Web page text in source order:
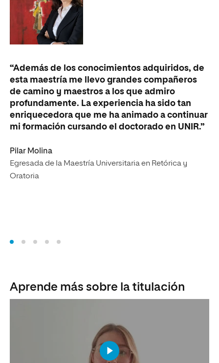
“Además de los conocimientos adquiridos, de
esta maestría me llevo grandes compañeros
de camino y maestros a los que admiro
profundamente. La experiencia ha sido tan
enriquecedora que me ha animado a continuar
mi formación cursando el doctorado en UNIR.”
Pilar Molina
Egresada de la Maestría Universitaria en Retórica y
Oratoria
Aprende más sobre la titulación